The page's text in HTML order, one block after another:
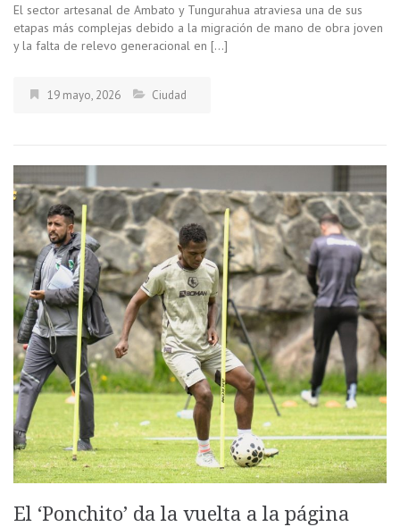
El sector artesanal de Ambato y Tungurahua atraviesa una de sus
etapas más complejas debido a la migración de mano de obra joven
y la falta de relevo generacional en […]
19 mayo, 2026 Ciudad
El ‘Ponchito’ da la vuelta a la página